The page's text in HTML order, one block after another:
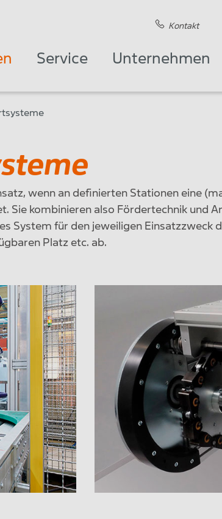
Kontakt
Service Unternehmen
wenn an definierten Stationen eine
Sie kombinieren also Fördertechnik und
System für den jeweiligen Einsatzzweck
Platz etc. ab.